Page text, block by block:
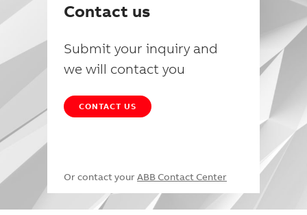
Contact us
Submit your inquiry and
we will contact you
CONTACT US
Or contact your ABB Contact Center